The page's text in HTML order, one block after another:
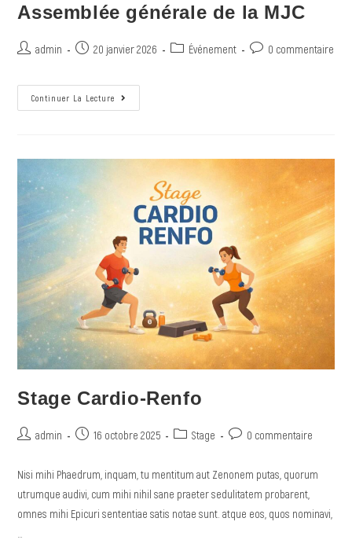
Assemblée générale de la MJC
admin 20 janvier 2026 Événement 0 commentaire
Continuer La Lecture
Stage Cardio-Renfo
admin 16 octobre 2025 Stage 0 commentaire
Nisi mihi Phaedrum, inquam, tu mentitum aut Zenonem putas, quorum
utrumque audivi, cum mihi nihil sane praeter sedulitatem probarent,
omnes mihi Epicuri sententiae satis notae sunt. atque eos, quos nominavi,
…